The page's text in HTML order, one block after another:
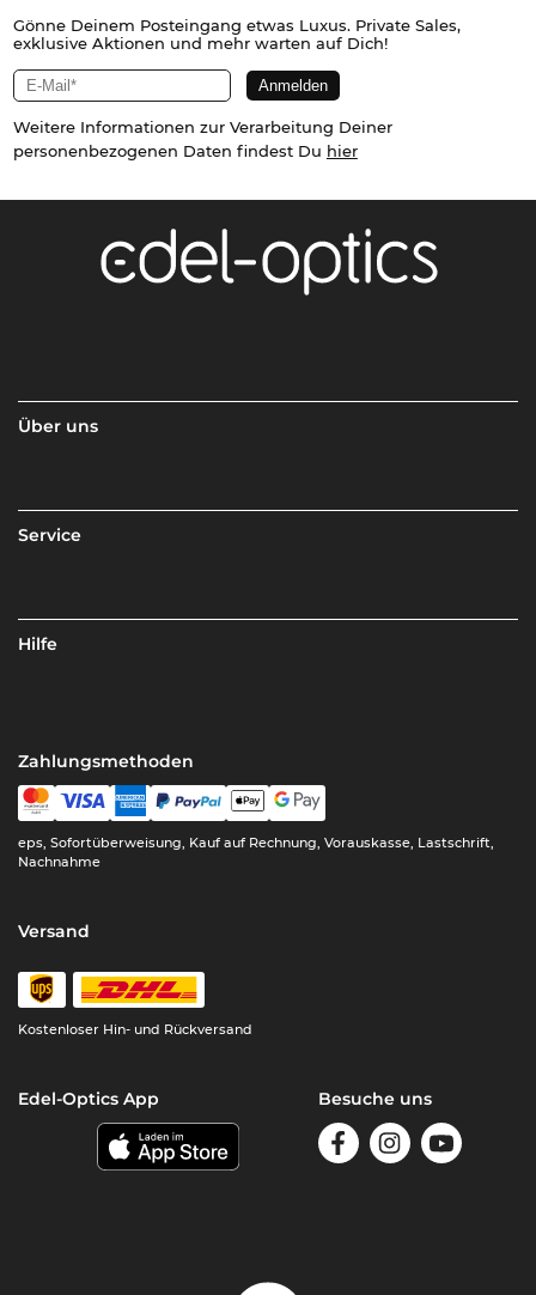
Gönne Deinem Posteingang etwas Luxus. Private Sales,
exklusive Aktionen und mehr warten auf Dich!
Weitere Informationen zur Verarbeitung Deiner
personenbezogenen Daten findest Du hier
Über uns
Service
Hilfe
Zahlungsmethoden
eps, Sofortüberweisung, Kauf auf Rechnung, Vorauskasse, Lastschrift,
Nachnahme
Versand
Kostenloser Hin- und Rückversand
Edel-Optics App Besuche uns